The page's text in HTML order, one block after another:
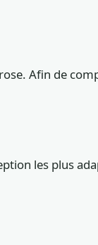
Afin de
les plus